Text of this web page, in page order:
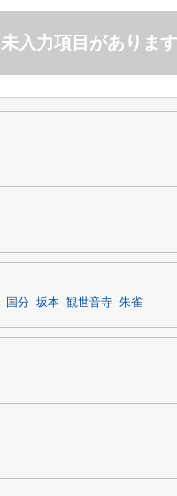
未入力項目があります
国分 坂本 観世音寺 朱雀